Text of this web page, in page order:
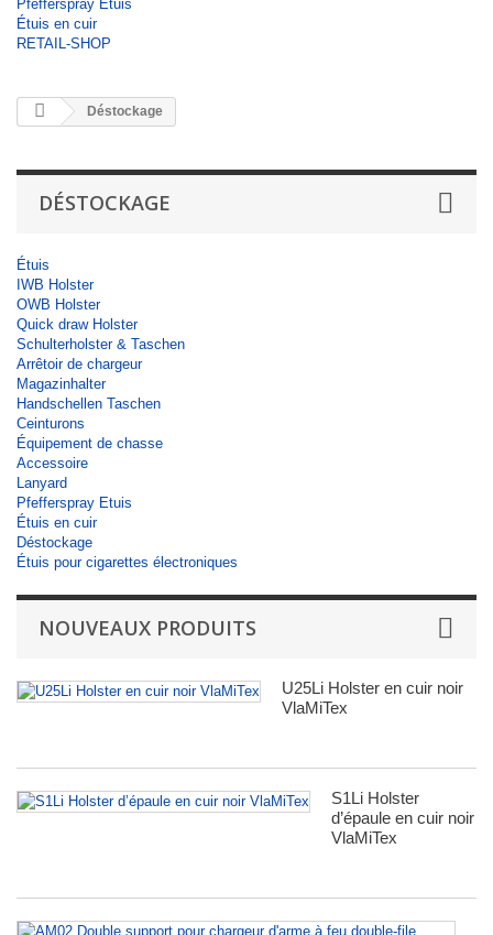
Pfefferspray Etuis
Étuis en cuir
RETAIL-SHOP
Déstockage
DÉSTOCKAGE
Étuis
IWB Holster
OWB Holster
Quick draw Holster
Schulterholster & Taschen
Arrêtoir de chargeur
Magazinhalter
Handschellen Taschen
Ceinturons
Équipement de chasse
Accessoire
Lanyard
Pfefferspray Etuis
Étuis en cuir
Déstockage
Étuis pour cigarettes électroniques
NOUVEAUX PRODUITS
U25Li Holster en cuir noir
VlaMiTex
S1Li Holster
d’épaule en cuir noir
VlaMiTex